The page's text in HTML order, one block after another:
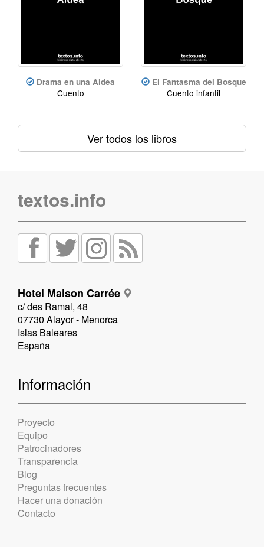
Drama en una Aldea
Cuento
El Fantasma del Bosque
Cuento infantil
Ver todos los libros
textos.info
Hotel Maison Carrée
c/ des Ramal, 48
07730 Alayor - Menorca
Islas Baleares
España
Información
Proyecto
Equipo
Patrocinadores
Transparencia
Blog
Preguntas frecuentes
Hacer una donación
Contacto